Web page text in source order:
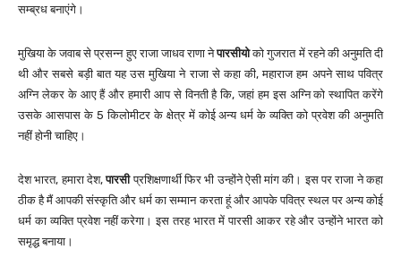
सम्ब्रध बनाएंगे।
मुखिया के जवाब से प्रसन्न हुए राजा जाधव राणा नेपारसीयोको गुजरात में रहने की अनुमति दी
थी और सबसे बड़ी बात यह उस मुखिया ने राजा से कहा की, महाराज हम अपने साथ पवित्र
अग्नि लेकर के आए हैं और हमारी आप से विनती है कि, जहां हम इस अग्नि को स्थापित करेंगे
उसके आसपास के 5 किलोमीटर के क्षेत्र में कोई अन्य धर्म के व्यक्ति को प्रवेश की अनुमति
नहीं होनी चाहिए।
देश भारत, हमारा देश,पारसीप्रशिक्षणार्थी फिर भी उन्होंने ऐसी मांग की। इस पर राजा ने कहा
ठीक है मैं आपकी संस्कृति और धर्म का सम्मान करता हूं और आपके पवित्र स्थल पर अन्य कोई
धर्म का व्यक्ति प्रवेश नहीं करेगा। इस तरह भारत में पारसी आकर रहे और उन्होंने भारत को
समृद्ध बनाया।